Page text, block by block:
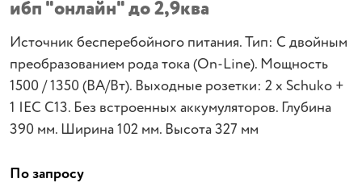
ибп "онлайн" до 2,9ква
Источник бесперебойного питания. Тип: С двойным
преобразованием рода тока (On-Line). Мощность
1500 / 1350 (ВА/Вт). Выходные розетки: 2 х Schuko +
1 IEC C13. Без встроенных аккумуляторов. Глубина
390 мм. Ширина 102 мм. Высота 327 мм
По запросу